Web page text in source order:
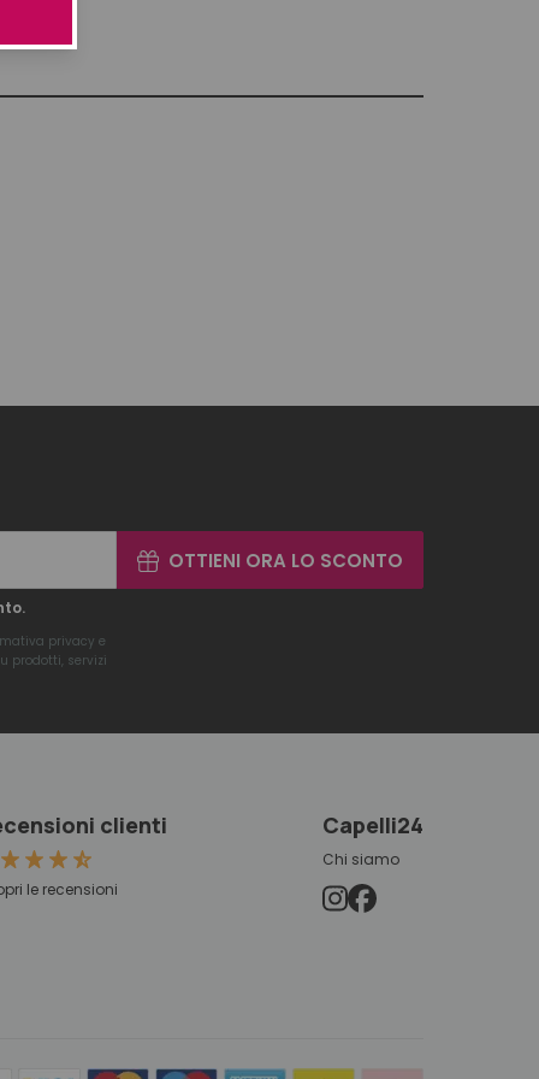
OTTIENI ORA LO SCONTO
privacy e
prodotti, servizi
clienti
le recensioni
Capelli24
Chi siamo